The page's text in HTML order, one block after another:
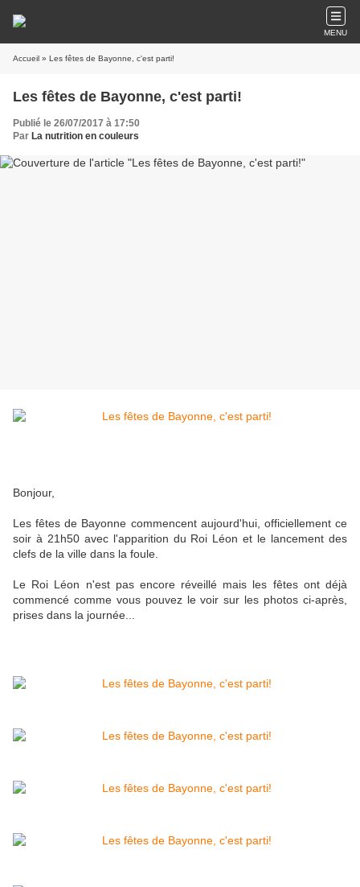
MENU
Accueil » Les fêtes de Bayonne, c'est parti!
Les fêtes de Bayonne, c'est parti!
Publié le 26/07/2017 à 17:50
Par La nutrition en couleurs
Bonjour,
Les fêtes de Bayonne commencent aujourd'hui, officiellement ce
soir à 21h50 avec l'apparition du Roi Léon et le lancement des
clefs de la ville dans la foule.
Le Roi Léon n'est pas encore réveillé mais les fêtes ont déjà
commencé comme vous pouvez le voir sur les photos ci-après,
prises dans la journée...